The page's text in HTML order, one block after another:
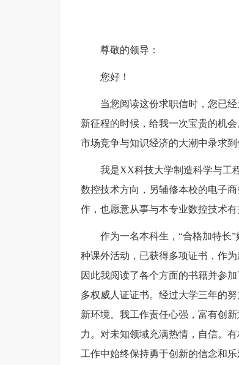
尊敬的领导：
您好！
当您阅读这份求职信时，您已
新征程的时候，给我一次宝贵的机
市场竞争与知识经济的大潮中录求到
我是XX科技大学制造科学与工
数控技术方向，另辅修本校的电子
作，也愿意从事与本专业数控技术有
作为一名本科生，“合格加特长
种课外活动，已获得多项证书，作
因此我阅读了各个方面的书籍并参
多权威人证证书。经过大学三年的
新环境。我工作责任心强，富有创
力。对未知领域充满热情，自信。
工作中始终保持勇于创新的信念和